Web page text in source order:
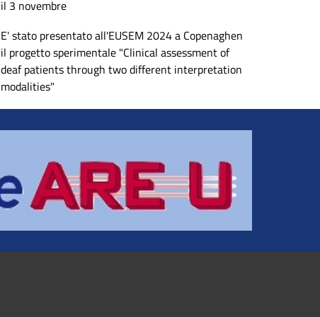
il 3 novembre
E' stato presentato all'EUSEM 2024 a Copenaghen
il progetto sperimentale "Clinical assessment of
deaf patients through two different interpretation
modalities"